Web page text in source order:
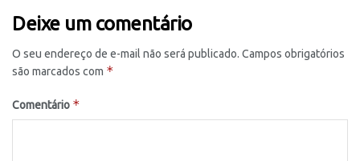
Deixe um comentário
O seu endereço de e-mail não será publicado. Campos obrigatórios
são marcados com *
Comentário *